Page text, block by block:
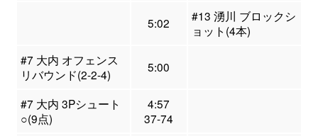
5:02
#13 湧川 ブロックシ
ョット(4本)
#7 大内 オフェンス
リバウンド(2-2-4)
5:00
#7 大内 3Pシュート
○(9点)
4:57
37-74